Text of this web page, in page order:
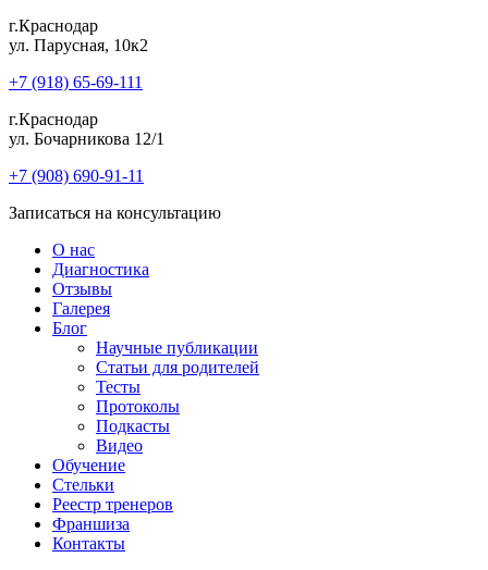
г.Краснодар
ул. Парусная, 10к2
+7 (918) 65-69-111
г.Краснодар
ул. Бочарникова 12/1
+7 (908) 690-91-11
Записаться на консультацию
О нас
Диагностика
Отзывы
Галерея
Блог
Научные публикации
Статьи для родителей
Тесты
Протоколы
Подкасты
Видео
Обучение
Стельки
Реестр тренеров
Франшиза
Контакты